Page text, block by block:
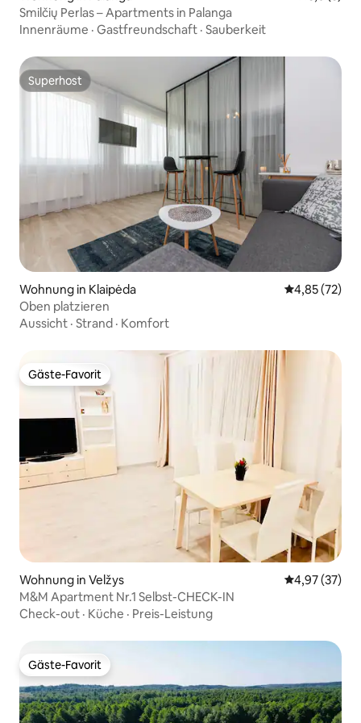
Smilčių Perlas – Apartments in Palanga
Innenräume · Gastfreundschaft · Sauberkeit
Superhost
Superhost
Wohnung in Klaipėda
4,85 (72)
Oben platzieren
Aussicht · Strand · Komfort
Gäste-Favorit
Gäste-Favorit
Wohnung in Velžys
4,97 (37)
M&M Apartment Nr.1 Selbst-CHECK-IN
Check-out · Küche · Preis-Leistung
Gäste-Favorit
Gäste-Favorit